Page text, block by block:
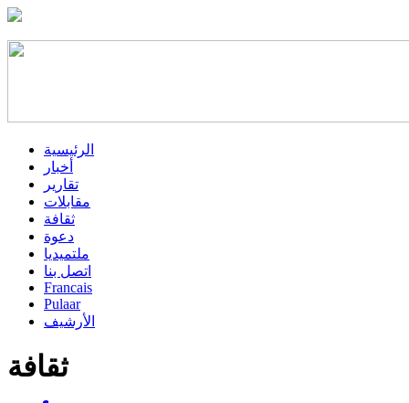
الرئيسية
أخبار
تقارير
مقابلات
ثقافة
دعوة
ملتميديا
اتصل بنا
Francais
Pulaar
الأرشيف
ثقافة